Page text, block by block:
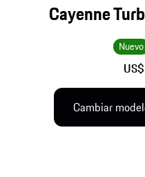
Cayenne
Nuevo
Cambiar